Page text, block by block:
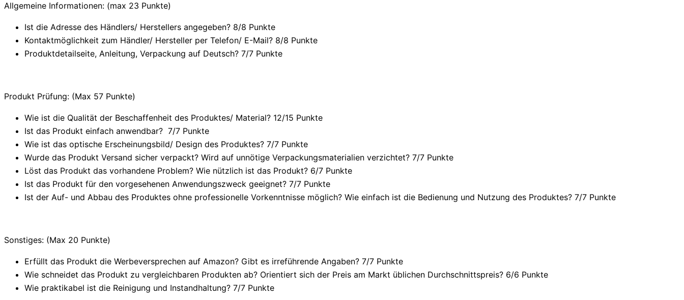
Allgemeine Informationen: (max 23 Punkte)
Ist die Adresse des Händlers/ Herstellers angegeben? 8/8 Punkte
Kontaktmöglichkeit zum Händler/ Hersteller per Telefon/ E-Mail? 8/8 Punkte
Produktdetailseite, Anleitung, Verpackung auf Deutsch? 7/7 Punkte
Produkt Prüfung: (Max 57 Punkte)
Wie ist die Qualität der Beschaffenheit des Produktes/ Material? 12/15 Punkte
Ist das Produkt einfach anwendbar? 7/7 Punkte
Wie ist das optische Erscheinungsbild/ Design des Produktes? 7/7 Punkte
Wurde das Produkt Versand sicher verpackt? Wird auf unnötige Verpackungsmaterialien verzichtet? 7/7 Punkte
Löst das Produkt das vorhandene Problem? Wie nützlich ist das Produkt? 6/7 Punkte
Ist das Produkt für den vorgesehenen Anwendungszweck geeignet? 7/7 Punkte
Ist der Auf- und Abbau des Produktes ohne professionelle Vorkenntnisse möglich? Wie einfach ist die Bedienung und Nutzung des Produktes? 7/7 Punkte
Sonstiges: (Max 20 Punkte)
Erfüllt das Produkt die Werbeversprechen auf Amazon? Gibt es irreführende Angaben? 7/7 Punkte
Wie schneidet das Produkt zu vergleichbaren Produkten ab? Orientiert sich der Preis am Markt üblichen Durchschnittspreis? 6/6 Punkte
Wie praktikabel ist die Reinigung und Instandhaltung? 7/7 Punkte